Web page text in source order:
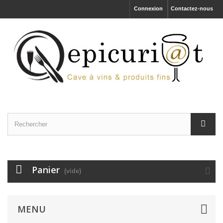
Contactez-nous
Connexion
Panier (vide)
MENU